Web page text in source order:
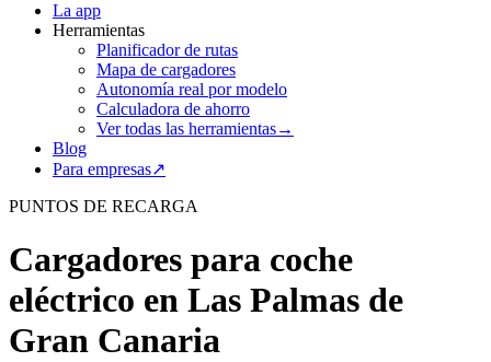
La app
Herramientas
Planificador de rutas
Mapa de cargadores
Autonomía real por modelo
Calculadora de ahorro
Ver todas las herramientas→
Blog
Para empresas↗
PUNTOS DE RECARGA
Cargadores para coche
eléctrico en Las Palmas de
Gran Canaria